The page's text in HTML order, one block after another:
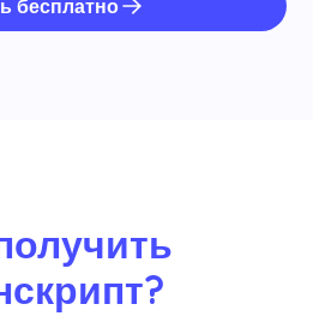
бесплатно